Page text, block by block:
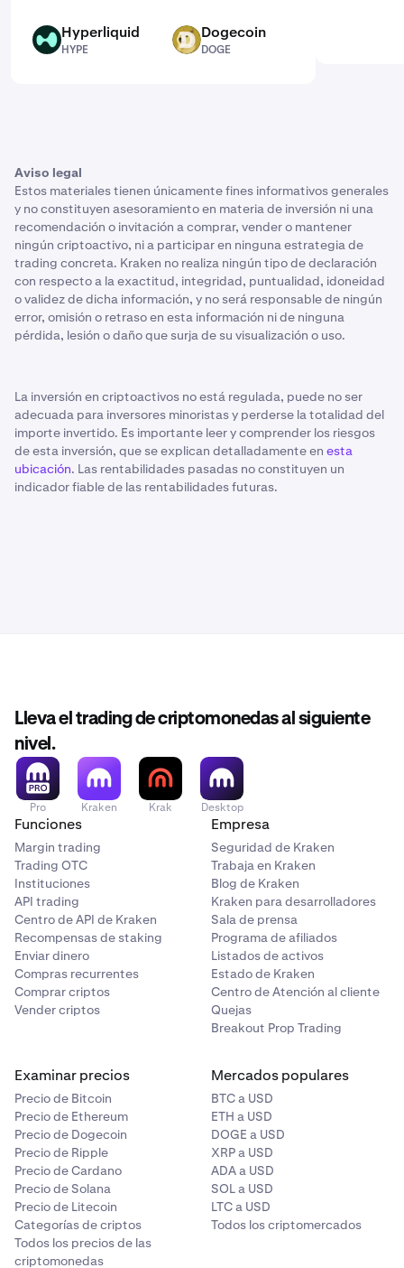
HYPE Hyperliquid
HYPE
DOGE Dogecoin
DOGE
Aviso legal
Estos materiales tienen únicamente fines informativos generales
y no constituyen asesoramiento en materia de inversión ni una
recomendación o invitación a comprar, vender o mantener
ningún criptoactivo, ni a participar en ninguna estrategia de
trading concreta. Kraken no realiza ningún tipo de declaración
con respecto a la exactitud, integridad, puntualidad, idoneidad
o validez de dicha información, y no será responsable de ningún
error, omisión o retraso en esta información ni de ninguna
pérdida, lesión o daño que surja de su visualización o uso.
La inversión en criptoactivos no está regulada, puede no ser
adecuada para inversores minoristas y perderse la totalidad del
importe invertido. Es importante leer y comprender los riesgos
de esta inversión, que se explican detalladamente en esta
ubicación. Las rentabilidades pasadas no constituyen un
indicador fiable de las rentabilidades futuras.
Lleva el trading de criptomonedas al siguiente
nivel.
Pro Kraken Krak Desktop
Funciones
Margin trading
Trading OTC
Instituciones
API trading
Centro de API de Kraken
Recompensas de staking
Enviar dinero
Compras recurrentes
Comprar criptos
Vender criptos
Empresa
Seguridad de Kraken
Trabaja en Kraken
Blog de Kraken
Kraken para desarrolladores
Sala de prensa
Programa de afiliados
Listados de activos
Estado de Kraken
Centro de Atención al cliente
Quejas
Breakout Prop Trading
Examinar precios
Precio de Bitcoin
Precio de Ethereum
Precio de Dogecoin
Precio de Ripple
Precio de Cardano
Precio de Solana
Precio de Litecoin
Categorías de criptos
Todos los precios de las
criptomonedas
Mercados populares
BTC a USD
ETH a USD
DOGE a USD
XRP a USD
ADA a USD
SOL a USD
LTC a USD
Todos los criptomercados